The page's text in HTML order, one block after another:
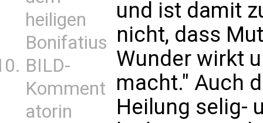
heiligen
Bonifatius
BILD-
Komment
atorin
und ist damit
nicht, dass
Wunder wirkt
macht." Auch
Heilung selig-